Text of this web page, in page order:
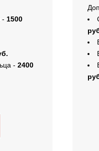
- 1500
- 2400